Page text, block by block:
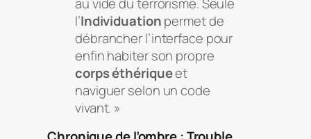
l’Individuationpermet de
débrancher l’interface pour
enfin habiter son propre
corps éthériqueet
naviguer selon un code
vivant. »